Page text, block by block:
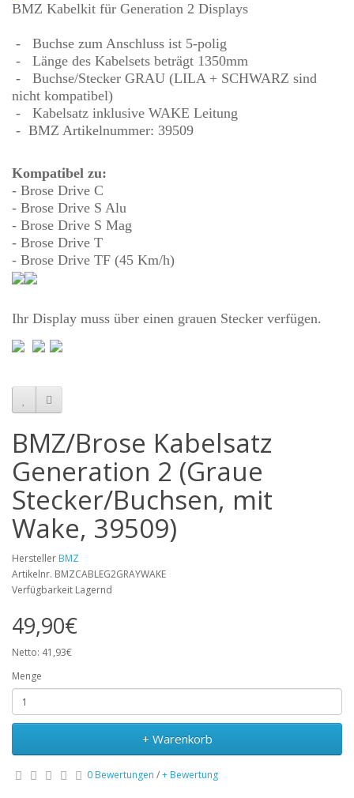
BMZ Kabelkit für Generation 2 Displays
- Buchse zum Anschluss ist 5-polig
- Länge des Kabelsets beträgt 1350mm
- Buchse/Stecker GRAU (LILA + SCHWARZ sind
nicht kompatibel)
- Kabelsatz inklusive WAKE Leitung
- BMZ Artikelnummer: 39509
Kompatibel zu:
- Brose Drive C
- Brose Drive S Alu
- Brose Drive S Mag
- Brose Drive T
- Brose Drive TF (45 Km/h)
Ihr Display muss über einen grauen Stecker verfügen.
BMZ/Brose Kabelsatz
Generation 2 (Graue
Stecker/Buchsen, mit
Wake, 39509)
Hersteller BMZ
Artikelnr. BMZCABLEG2GRAYWAKE
Verfügbarkeit Lagernd
49,90€
Netto: 41,93€
Menge
+ Warenkorb
0 Bewertungen /+ Bewertung